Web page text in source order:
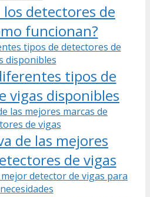
detectores de
funcionan?
tipos de
vigas disponibles
de las mejores
de vigas